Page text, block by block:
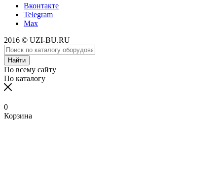
Вконтакте
Telegram
Max
2016 © UZI-BU.RU
Найти
По всему сайту
По каталогу
0
Корзина